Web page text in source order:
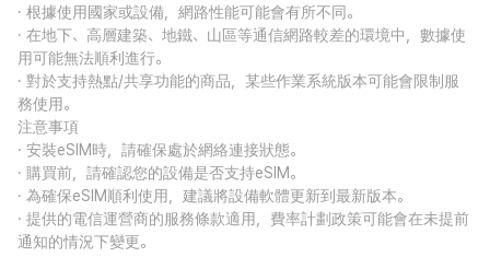
· 根據使用國家或設備，網路性能可能會有所不同。
· 在地下、高層建築、地鐵、山區等通信網路較差的環境中，數據使
用可能無法順利進行。
· 對於支持熱點/共享功能的商品，某些作業系統版本可能會限制服
務使用。
注意事項
· 安裝eSIM時，請確保處於網絡連接狀態。
· 購買前，請確認您的設備是否支持eSIM。
· 為確保eSIM順利使用，建議將設備軟體更新到最新版本。
· 提供的電信運營商的服務條款適用，費率計劃政策可能會在未提前
通知的情況下變更。